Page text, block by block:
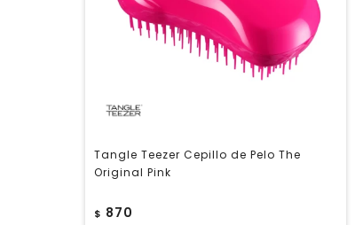
Tangle Teezer Cepillo de Pelo The
Original Pink
$ 870